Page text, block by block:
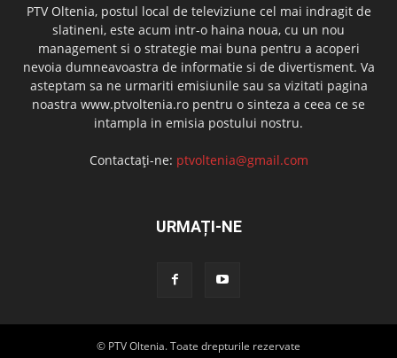
PTV Oltenia, postul local de televiziune cel mai indragit de
slatineni, este acum intr-o haina noua, cu un nou
management si o strategie mai buna pentru a acoperi
nevoia dumneavoastra de informatie si de divertisment. Va
asteptam sa ne urmariti emisiunile sau sa vizitati pagina
noastra www.ptvoltenia.ro pentru o sinteza a ceea ce se
intampla in emisia postului nostru.
Contactați-ne: ptvoltenia@gmail.com
URMAȚI-NE
© PTV Oltenia. Toate drepturile rezervate